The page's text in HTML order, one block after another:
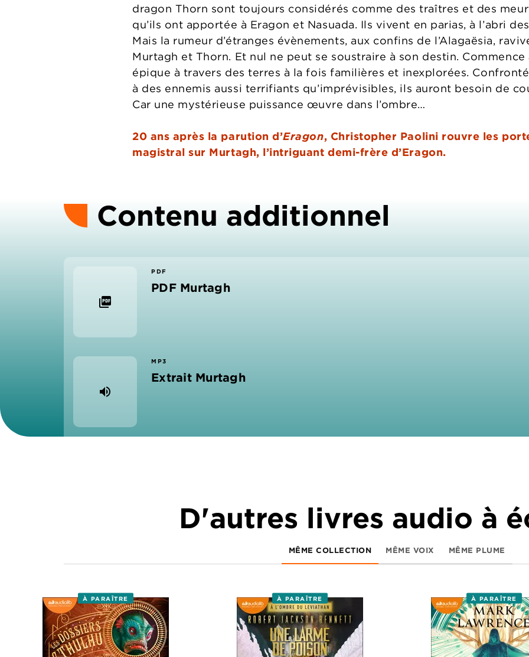
dragon Thorn sont toujours considérés comme des traîtres et des
qu’ils ont apportée à Eragon et Nasuada. Ils vivent en parias, à l’abri
Mais la rumeur d’étranges évènements, aux confins de l’Alagaësia,
Murtagh et Thorn. Et nul ne peut se soustraire à son destin.
épique à travers des terres à la fois familières et inexplorées.
à des ennemis aussi terrifiants qu’imprévisibles, ils auront besoin de
Car une mystérieuse puissance œuvre dans l’ombre…
20 ans après la parution d’Eragon, Christopher Paolini rouvre les
magistral sur Murtagh, l’intriguant demi-frère d’Eragon.
Contenu additionnel
picture_as_pdf
PDF
PDF Murtagh
volume_up
MP3
Extrait Murtagh
D'autres livres audio à
MÊME COLLECTION MÊME VOIX MÊME PLUME
À PARAÎTRE À PARAÎTRE À PARAÎTRE